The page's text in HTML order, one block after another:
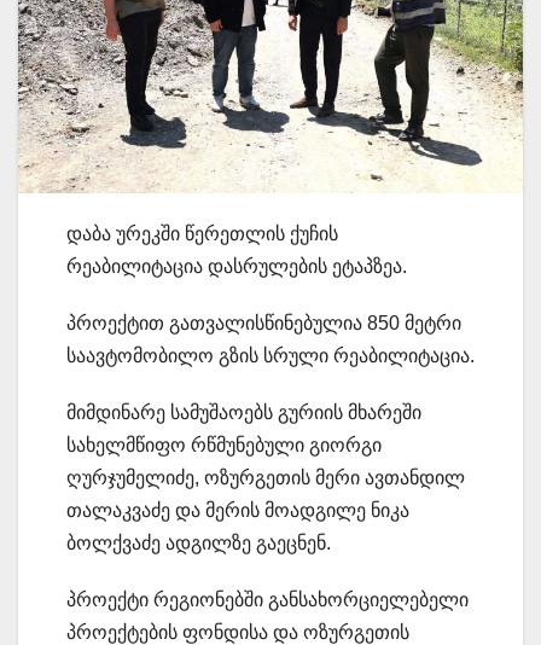
დაბა ურეკში წერეთლის ქუჩის
რეაბილიტაცია დასრულების ეტაპზეა.
პროექტით გათვალისწინებულია 850 მეტრი
საავტომობილო გზის სრული რეაბილიტაცია.
მიმდინარე სამუშაოებს გურიის მხარეში
სახელმწიფო რწმუნებული გიორგი
ღურჯუმელიძე, ოზურგეთის მერი ავთანდილ
თალაკვაძე და მერის მოადგილე ნიკა
ბოლქვაძე ადგილზე გაეცნენ.
პროექტი რეგიონებში განსახორციელებელი
პროექტების ფონდისა და ოზურგეთის